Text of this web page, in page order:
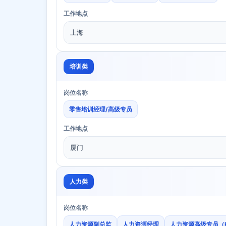
工作地点
上海
培训类
岗位名称
零售培训经理/高级专员
工作地点
厦门
人力类
岗位名称
人力资源副总监 人力资源经理 人力资源高级专员